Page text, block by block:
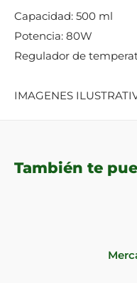
Capacidad: 500 ml
Potencia: 80W
Regulador de
IMAGENES
También te